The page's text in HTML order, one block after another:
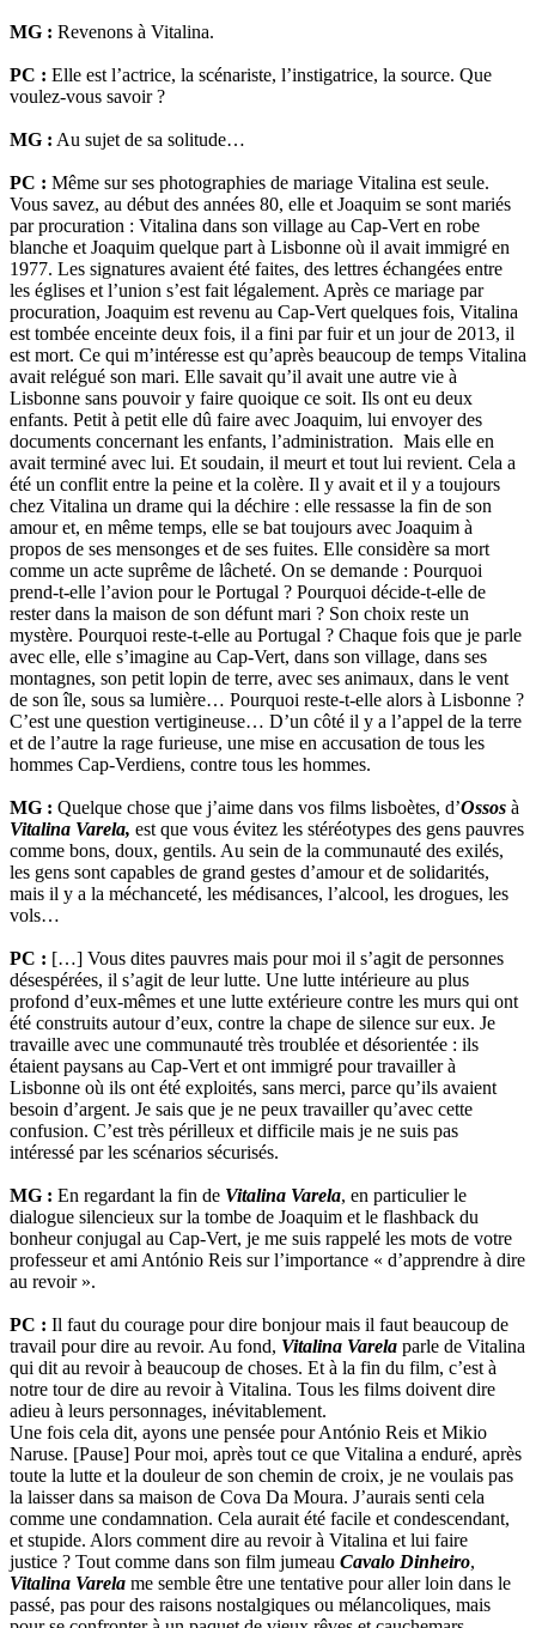
MG : Revenons à Vitalina.
PC : Elle est l’actrice, la scénariste, l’instigatrice, la source. Que
voulez-vous savoir ?
MG : Au sujet de sa solitude…
PC : Même sur ses photographies de mariage Vitalina est seule.
Vous savez, au début des années 80, elle et Joaquim se sont mariés
par procuration : Vitalina dans son village au Cap-Vert en robe
blanche et Joaquim quelque part à Lisbonne où il avait immigré en
1977. Les signatures avaient été faites, des lettres échangées entre
les églises et l’union s’est fait légalement. Après ce mariage par
procuration, Joaquim est revenu au Cap-Vert quelques fois, Vitalina
est tombée enceinte deux fois, il a fini par fuir et un jour de 2013, il
est mort. Ce qui m’intéresse est qu’après beaucoup de temps Vitalina
avait relégué son mari. Elle savait qu’il avait une autre vie à
Lisbonne sans pouvoir y faire quoique ce soit. Ils ont eu deux
enfants. Petit à petit elle dû faire avec Joaquim, lui envoyer des
documents concernant les enfants, l’administration. Mais elle en
avait terminé avec lui. Et soudain, il meurt et tout lui revient. Cela a
été un conflit entre la peine et la colère. Il y avait et il y a toujours
chez Vitalina un drame qui la déchire : elle ressasse la fin de son
amour et, en même temps, elle se bat toujours avec Joaquim à
propos de ses mensonges et de ses fuites. Elle considère sa mort
comme un acte suprême de lâcheté. On se demande : Pourquoi
prend-t-elle l’avion pour le Portugal ? Pourquoi décide-t-elle de
rester dans la maison de son défunt mari ? Son choix reste un
mystère. Pourquoi reste-t-elle au Portugal ? Chaque fois que je parle
avec elle, elle s’imagine au Cap-Vert, dans son village, dans ses
montagnes, son petit lopin de terre, avec ses animaux, dans le vent
de son île, sous sa lumière… Pourquoi reste-t-elle alors à Lisbonne ?
C’est une question vertigineuse… D’un côté il y a l’appel de la terre
et de l’autre la rage furieuse, une mise en accusation de tous les
hommes Cap-Verdiens, contre tous les hommes.
MG : Quelque chose que j’aime dans vos films lisboètes, d’Ossos à
Vitalina Varela, est que vous évitez les stéréotypes des gens pauvres
comme bons, doux, gentils. Au sein de la communauté des exilés,
les gens sont capables de grand gestes d’amour et de solidarités,
mais il y a la méchanceté, les médisances, l’alcool, les drogues, les
vols…
PC : […] Vous dites pauvres mais pour moi il s’agit de personnes
désespérées, il s’agit de leur lutte. Une lutte intérieure au plus
profond d’eux-mêmes et une lutte extérieure contre les murs qui ont
été construits autour d’eux, contre la chape de silence sur eux. Je
travaille avec une communauté très troublée et désorientée : ils
étaient paysans au Cap-Vert et ont immigré pour travailler à
Lisbonne où ils ont été exploités, sans merci, parce qu’ils avaient
besoin d’argent. Je sais que je ne peux travailler qu’avec cette
confusion. C’est très périlleux et difficile mais je ne suis pas
intéressé par les scénarios sécurisés.
MG : En regardant la fin de Vitalina Varela, en particulier le
dialogue silencieux sur la tombe de Joaquim et le flashback du
bonheur conjugal au Cap-Vert, je me suis rappelé les mots de votre
professeur et ami António Reis sur l’importance « d’apprendre à dire
au revoir ».
PC : Il faut du courage pour dire bonjour mais il faut beaucoup de
travail pour dire au revoir. Au fond, Vitalina Varela parle de Vitalina
qui dit au revoir à beaucoup de choses. Et à la fin du film, c’est à
notre tour de dire au revoir à Vitalina. Tous les films doivent dire
adieu à leurs personnages, inévitablement.
Une fois cela dit, ayons une pensée pour António Reis et Mikio
Naruse. [Pause] Pour moi, après tout ce que Vitalina a enduré, après
toute la lutte et la douleur de son chemin de croix, je ne voulais pas
la laisser dans sa maison de Cova Da Moura. J’aurais senti cela
comme une condamnation. Cela aurait été facile et condescendant,
et stupide. Alors comment dire au revoir à Vitalina et lui faire
justice ? Tout comme dans son film jumeau Cavalo Dinheiro,
Vitalina Varela me semble être une tentative pour aller loin dans le
passé, pas pour des raisons nostalgiques ou mélancoliques, mais